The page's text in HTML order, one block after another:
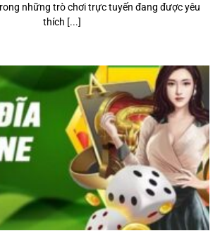
những trò chơi trực tuyến đang được yêu
thích [...]